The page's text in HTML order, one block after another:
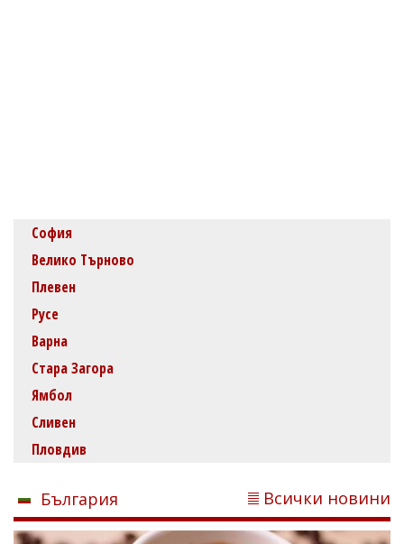
София
Велико Търново
Плевен
Русе
Варна
Стара Загора
Ямбол
Сливен
Пловдив
България Всички новини